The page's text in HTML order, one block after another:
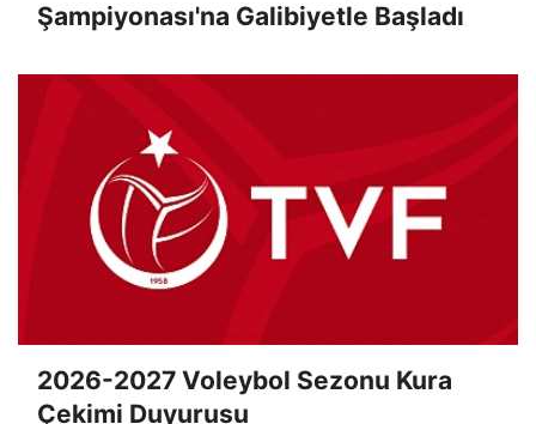
Şampiyonası'na Galibiyetle Başladı
2026-2027 Voleybol Sezonu Kura
Çekimi Duyurusu